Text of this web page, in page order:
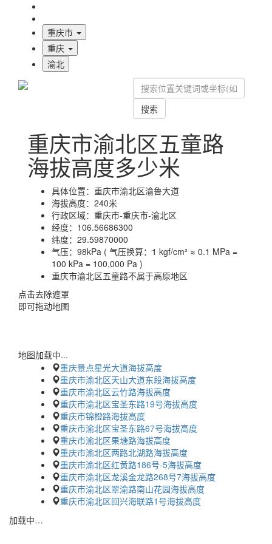
重庆市
重庆
渝北
搜索
重庆市渝北区五童路
海拔高度多少米
具体位置： 重庆市渝北区渝鲁大道
海拔高度： 240米
行政区域： 重庆市-重庆市-渝北区
经度： 106.56686300
纬度： 29.59870000
气压： 98kPa ( 气压换算：1 kgf/cm² ≈ 0.1 MPa =
100 kPa = 100,000 Pa )
重庆市渝北区五童路不属于高原地区
点击去除遮罩
即可拖动地图
地图加载中...
重庆景点星光大道海拔高度
重庆市渝北区天山大道东段海拔高度
重庆市渝北区云竹路海拔高度
重庆市渝北区宝圣东路19号海拔高度
重庆市锦橙路海拔高度
重庆市渝北区宝圣东路67号海拔高度
重庆市渝北区果塘路海拔高度
重庆市渝北区两路北湖路海拔高度
重庆市渝北区红黄路186号-5海拔高度
重庆市渝北区龙溪金龙路268号7海拔高度
重庆市渝北区翠渝路南山花园海拔高度
重庆市渝北区回兴海联路1号海拔高度
加载中…